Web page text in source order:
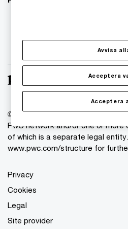
© 2018 - 2026 PwC. All rights
PwC network and/or one or
of which is a separate legal
www.pwc.com/structure for
Privacy
Cookies
Legal
Site provider
Avvisa
Acceptera
Acceptera